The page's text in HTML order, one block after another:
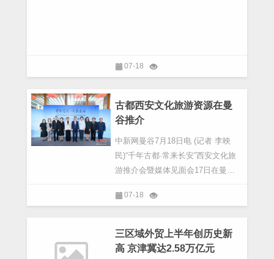
07-18
古都西安文化旅游资源在曼
谷推介
中新网曼谷7月18日电 (记者 李映
民)“千年古都·常来长安”西安文化旅
游推介会暨媒体见面会17日在曼谷
07-18
三区域外贸上半年创历史新
高 京津冀达2.58万亿元